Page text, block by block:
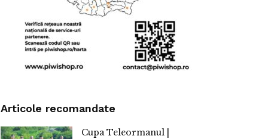
Articole recomandate
Cupa Teleormanul |